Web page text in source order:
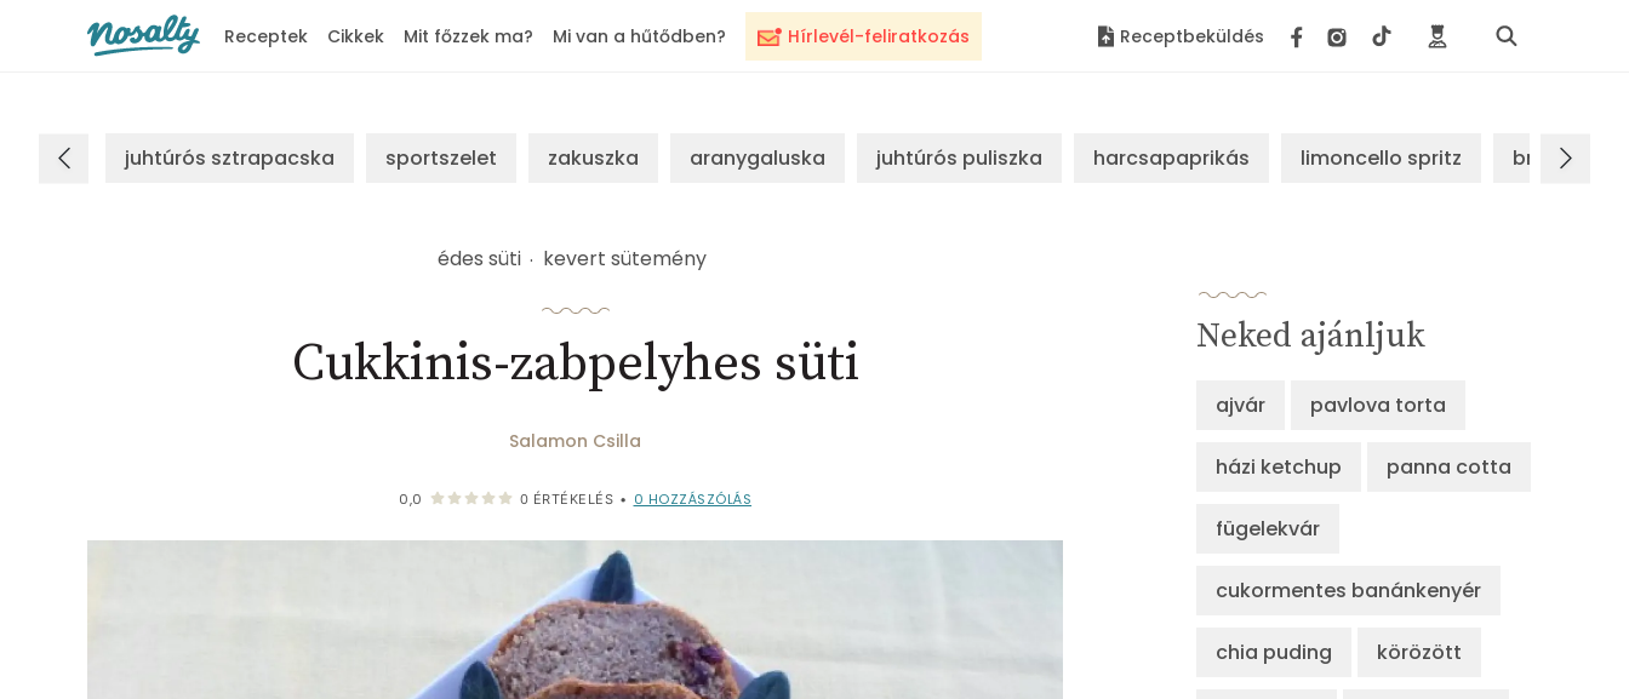
Hírlevél-feliratkozás
Receptek Cikkek Mit főzzek ma? Mi van a hűtődben? Receptbeküldés
juhtúrós sztrapacska sportszelet zakuszka aranygaluska juhtúrós puliszka harcsapaprikás limoncello spritz brassói
édes süti kevert sütemény
Cukkinis-zabpelyhes süti
Salamon Csilla
0,0 0 ÉRTÉKELÉS • 0 HOZZÁSZÓLÁS
Neked ajánljuk
ajvár pavlova torta
házi ketchup panna cotta
fügelekvár
cukormentes banánkenyér
chia puding körözött